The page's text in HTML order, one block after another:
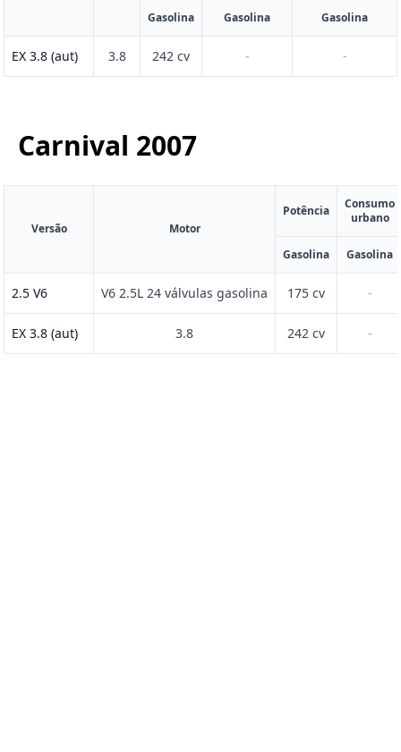
Gasolina Gasolina Gasolina
EX 3.8 (aut) 3.8 242 cv - -
Carnival 2007
Versão Motor
Potência
Consumo
urbano
Gasolina Gasolina
2.5 V6 V6 2.5L 24 válvulas gasolina 175 cv -
EX 3.8 (aut) 3.8 242 cv -